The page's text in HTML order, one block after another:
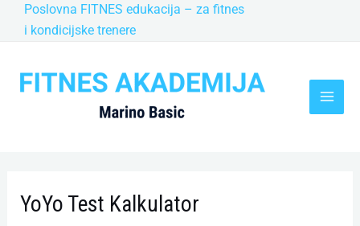
Poslovna FITNES edukacija – za fitnes
i kondicijske trenere
YoYo Test Kalkulator